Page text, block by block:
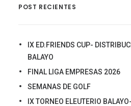
POST RECIENTES
IX ED.FRIENDS CUP-
BALAYO
FINAL LIGA EMPRESAS 2026
SEMANAS DE GOLF
IX TORNEO ELEUTERIO